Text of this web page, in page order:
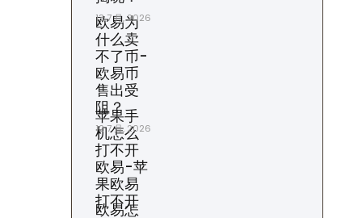
13 7 月, 2026
欧易为
什么卖
不了币-
欧易币
售出受
阻？
12 7 月, 2026
苹果手
机怎么
打不开
欧易-苹
果欧易
打不开
欧易怎